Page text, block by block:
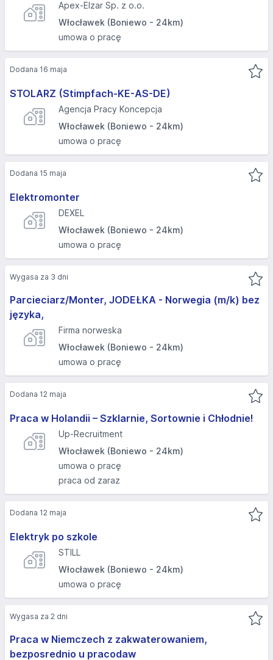
Apex-Elzar Sp. z o.o.
Włocławek (Boniewo - 24km)
umowa o pracę
STOLARZ (Stimpfach-KE-AS-DE)
Agencja Pracy Koncepcja
Włocławek (Boniewo - 24km)
umowa o pracę
Dodana 16 maja
Elektromonter
DEXEL
Włocławek (Boniewo - 24km)
umowa o pracę
Dodana 15 maja
Parcieciarz/Monter, JODEŁKA - Norwegia (m/k) bez
języka,
Firma norweska
Włocławek (Boniewo - 24km)
umowa o pracę
Wygasa za 3 dni
Praca w Holandii – Szklarnie, Sortownie i Chłodnie!
Up-Recruitment
Włocławek (Boniewo - 24km)
umowa o pracę
praca od zaraz
Dodana 12 maja
Elektryk po szkole
STILL
Włocławek (Boniewo - 24km)
umowa o pracę
Dodana 12 maja
Praca w Niemczech z zakwaterowaniem,
bezposrednio u pracodaw
Wygasa za 2 dni